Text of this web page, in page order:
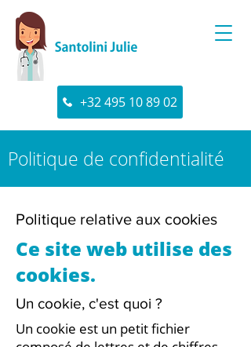
+32 495 10 89 02
Politique de confidentialité
Politique relative aux cookies
Ce site web utilise des
cookies.
Un cookie, c'est quoi ?
Un cookie est un petit fichier